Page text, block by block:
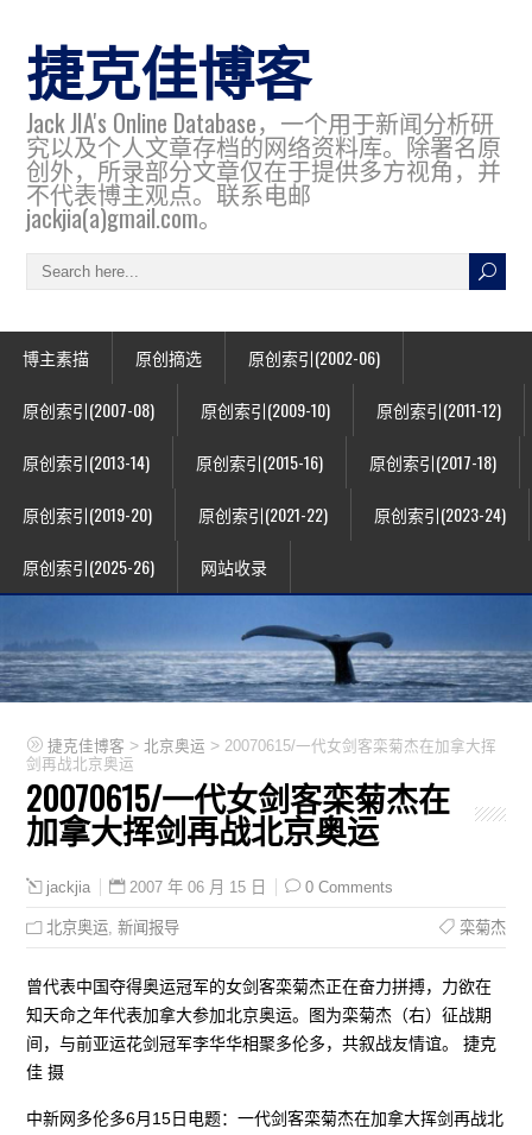
捷克佳博客
Jack JIA's Online Database，一个用于新闻分析研
究以及个人文章存档的网络资料库。除署名原
创外，所录部分文章仅在于提供多方视角，并
不代表博主观点。联系电邮
jackjia(a)gmail.com。
博主素描 原创摘选 原创索引(2002-06)
原创索引(2007-08) 原创索引(2009-10) 原创索引(2011-12)
原创索引(2013-14) 原创索引(2015-16) 原创索引(2017-18)
原创索引(2019-20) 原创索引(2021-22) 原创索引(2023-24)
原创索引(2025-26) 网站收录
捷克佳博客 > 北京奥运 > 20070615/一代女剑客栾菊杰在加拿大挥
剑再战北京奥运
20070615/一代女剑客栾菊杰在
加拿大挥剑再战北京奥运
jackjia 2007 年 06 月 15 日 0 Comments
北京奥运 ,新闻报导 栾菊杰
曾代表中国夺得奥运冠军的女剑客栾菊杰正在奋力拼搏，力欲在
知天命之年代表加拿大参加北京奥运。图为栾菊杰（右）征战期
间，与前亚运花剑冠军李华华相聚多伦多，共叙战友情谊。 捷克
佳 摄
中新网多伦多6月15日电题：一代剑客栾菊杰在加拿大挥剑再战北